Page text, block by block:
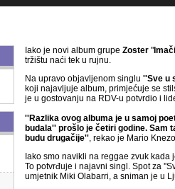
Iako je novi album grupe Zoster "
tržištu naći tek u rujnu.
Na upravo objavljenom singlu ''Sve u
koji najavljuje album, primjećuje se
je u gostovanju na RDV-u potvrdio i
''Razlika ovog albuma je u samoj
budala'' prošlo je četiri godine. Sam
budu drugačije'', rekao je Mario
Iako smo navikli na reggae zvuk
To potvrđuje i najavni singl. Spot za
umjetnik Miki Olabarri, a sniman je u